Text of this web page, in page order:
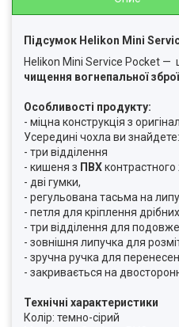
Підсумок Helikon Mini
Helikon Mini Service Pocket —
чищення вогнепальної зброї
Особливості продукту:
- міцна конструкція з
Усередині чохла ви знайдете:
- три відділення
- кишеня з ПВХ
- дві гумки,
- регульована тасьма на
- петля для кріплення
- три відділення для
- зовнішня липучка для
- зручна ручка для
- закривається на
Технічні характеристики
Колір: темно-сірий